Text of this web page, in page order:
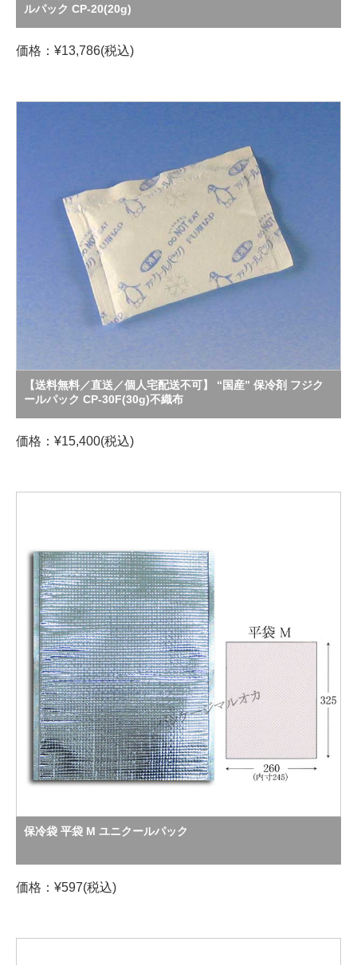
ルパック CP-20(20g)
価格：¥13,786(税込)
【送料無料／直送／個人宅配送不可】 “国産” 保冷剤 フジク
ールパック CP-30F(30g)不織布
価格：¥15,400(税込)
保冷袋 平袋 M ユニクールパック
価格：¥597(税込)